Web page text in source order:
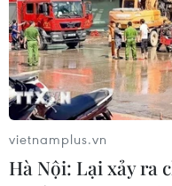
15/08/2025 04:24
Thành phố Đà Nẵng
chiếu du lịch độc đáo.
Food Tour), Hộ chiếu di
vietnamplus.vn
Hà Nội: Lại xảy ra